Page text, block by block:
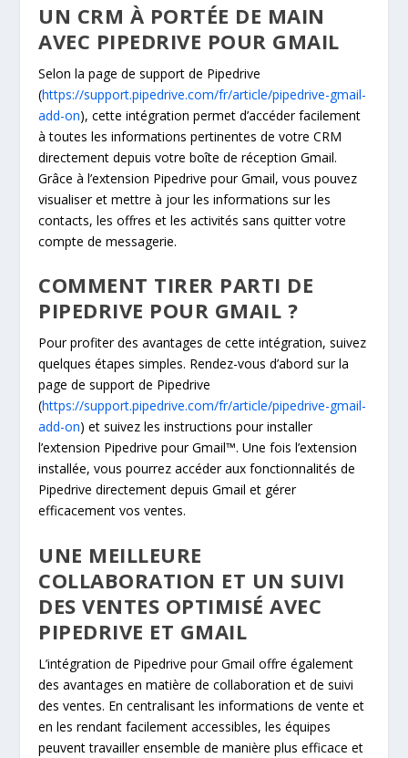
UN CRM À PORTÉE DE MAIN
AVEC PIPEDRIVE POUR GMAIL
Selon la page de support de Pipedrive
(https://support.pipedrive.com/fr/article/pipedrive-gmail-
add-on), cette intégration permet d’accéder facilement
à toutes les informations pertinentes de votre CRM
directement depuis votre boîte de réception Gmail.
Grâce à l’extension Pipedrive pour Gmail, vous pouvez
visualiser et mettre à jour les informations sur les
contacts, les offres et les activités sans quitter votre
compte de messagerie.
COMMENT TIRER PARTI DE
PIPEDRIVE POUR GMAIL ?
Pour profiter des avantages de cette intégration, suivez
quelques étapes simples. Rendez-vous d’abord sur la
page de support de Pipedrive
(https://support.pipedrive.com/fr/article/pipedrive-gmail-
add-on) et suivez les instructions pour installer
l’extension Pipedrive pour Gmail™. Une fois l’extension
installée, vous pourrez accéder aux fonctionnalités de
Pipedrive directement depuis Gmail et gérer
efficacement vos ventes.
UNE MEILLEURE
COLLABORATION ET UN SUIVI
DES VENTES OPTIMISÉ AVEC
PIPEDRIVE ET GMAIL
L’intégration de Pipedrive pour Gmail offre également
des avantages en matière de collaboration et de suivi
des ventes. En centralisant les informations de vente et
en les rendant facilement accessibles, les équipes
peuvent travailler ensemble de manière plus efficace et